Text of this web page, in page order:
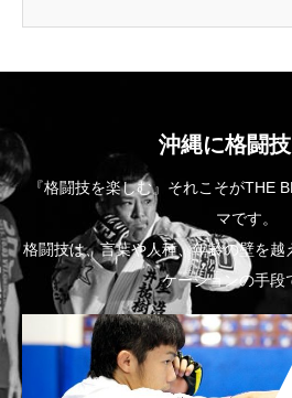
沖縄に格闘技
『格闘技を楽しむ』それこそがTHE
マです。
格闘技は、言葉や人種、年齢の壁を越
ケーションの手段